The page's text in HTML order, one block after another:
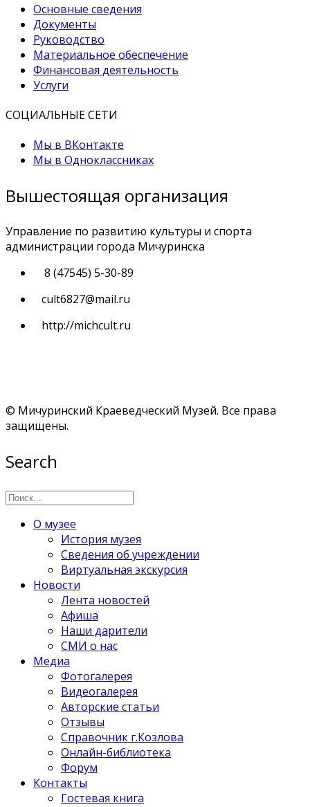
Основные сведения
Документы
Руководство
Материальное обеспечение
Финансовая деятельность
Услуги
СОЦИАЛЬНЫЕ СЕТИ
Мы в ВКонтакте
Мы в Одноклассниках
Вышестоящая организация
Управление по развитию культуры и спорта
администрации города Мичуринска
8 (47545) 5-30-89
cult6827@mail.ru
http://michcult.ru
© Мичуринский Краеведческий Музей. Все права
защищены.
Search
О музее
История музея
Сведения об учреждении
Виртуальная экскурсия
Новости
Лента новостей
Афиша
Наши дарители
СМИ о нас
Медиа
Фотогалерея
Видеогалерея
Авторские статьи
Отзывы
Справочник г.Козлова
Онлайн-библиотека
Форум
Контакты
Гостевая книга